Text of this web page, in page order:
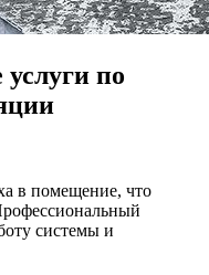
по
в помещение, что
системы и